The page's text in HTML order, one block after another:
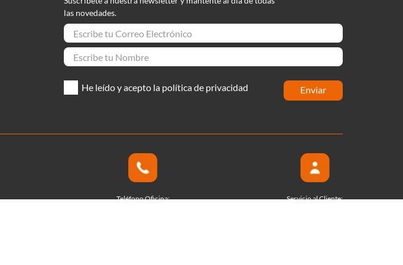
las novedades.
He leído y acepto la política de privacidad enviar
Teléfono Oficina:
Servicio al Cliente: